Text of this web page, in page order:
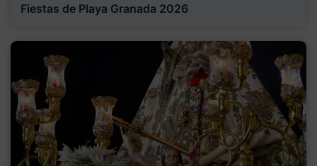
Fiestas de Playa Granada 2026